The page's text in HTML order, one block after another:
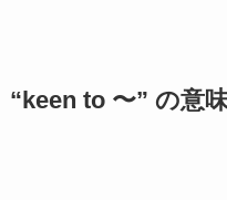
“keen to 〜” の意